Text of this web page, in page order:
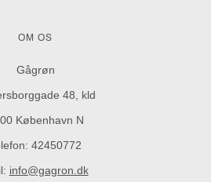
OM OS
Gågrøn
48, kld
København N
42450772
info@gagron.dk